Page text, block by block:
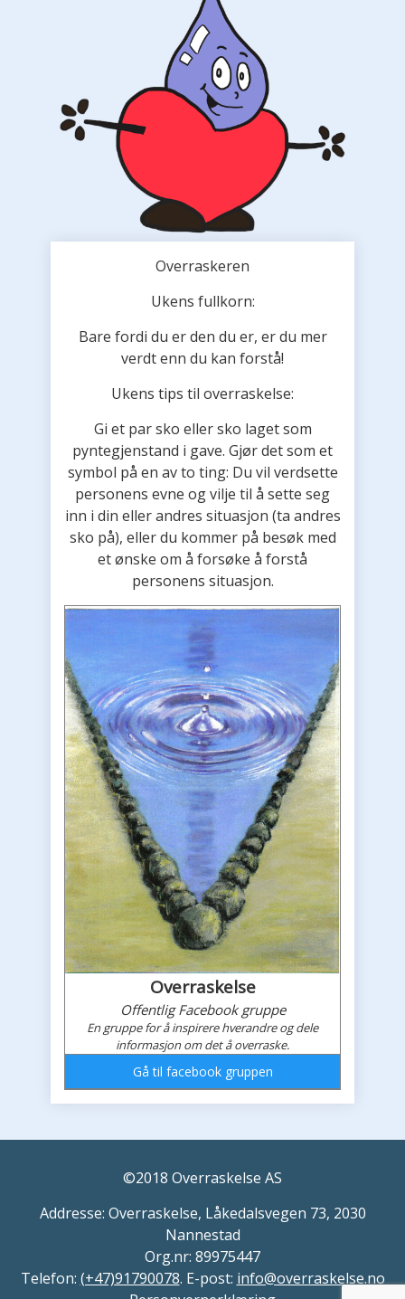
Overraskeren
Ukens fullkorn:
Bare fordi du er den du er, er du mer
verdt enn du kan forstå!
Ukens tips til overraskelse:
Gi et par sko eller sko laget som
pyntegjenstand i gave. Gjør det som et
symbol på en av to ting: Du vil verdsette
personens evne og vilje til å sette seg
inn i din eller andres situasjon (ta andres
sko på), eller du kommer på besøk med
et ønske om å forsøke å forstå
personens situasjon.
Overraskelse
Offentlig Facebook gruppe
En gruppe for å inspirere hverandre og dele
informasjon om det å overraske.
Gå til facebook gruppen
©2018 Overraskelse AS
Addresse: Overraskelse, Låkedalsvegen 73, 2030
Nannestad
Org.nr: 89975447
Telefon: (+47)91790078. E-post: info@overraskelse.no